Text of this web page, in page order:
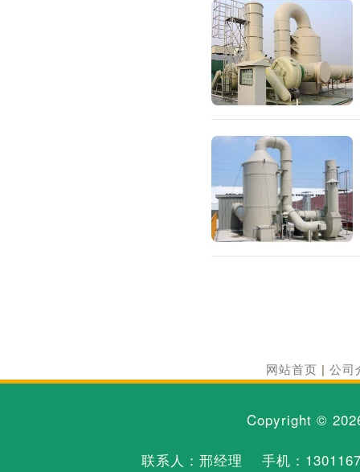
网站首页 | 公司
Copyright ©
联系人：邢经理 手机：